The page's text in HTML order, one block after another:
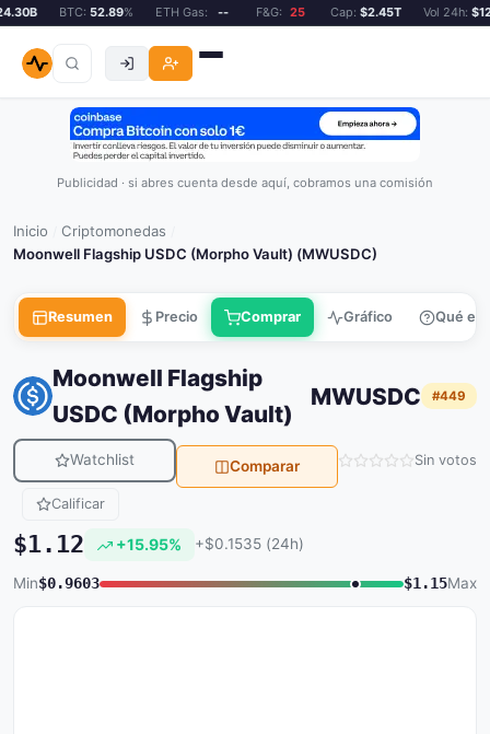
BTC:52.89% ETH Gas: -- F&G: 25 Cap:$2.45T Vol 24h:
Publicidad · si abres cuenta desde aquí, cobramos una comisión
Inicio Criptomonedas
Moonwell Flagship USDC (Morpho Vault) (MWUSDC)
Resumen Precio Comprar Gráfico Qué es
Moonwell Flagship
USDC (Morpho Vault)
MWUSDC #449
Watchlist Comparar Sin votos
Calificar
$1.12 +15.95% +$0.1535 (24h)
Min$0.9603 $1.15Max